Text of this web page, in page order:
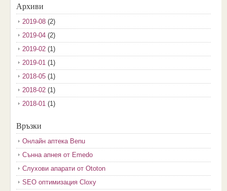
Архиви
2019-08(2)
2019-04(2)
2019-02(1)
2019-01(1)
2018-05(1)
2018-02(1)
2018-01(1)
2017-11
2017-10(3)
2017-08(3)
2017-07(1)
2017-06(2)
Връзки
Онлайн аптека Benu
Сънна апнея от Emedo
Слухови апарати от Ototon
SEO оптимизация Cloxy